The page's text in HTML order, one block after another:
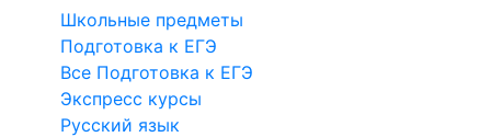
Школьные предметы
Подготовка к ЕГЭ
Все Подготовка к ЕГЭ
Экспресс курсы
Русский язык